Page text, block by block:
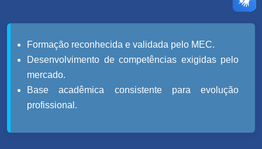
Formação reconhecida e validada pelo MEC.
Desenvolvimento de competências exigidas pelo
mercado.
Base acadêmica consistente para evolução
profissional.